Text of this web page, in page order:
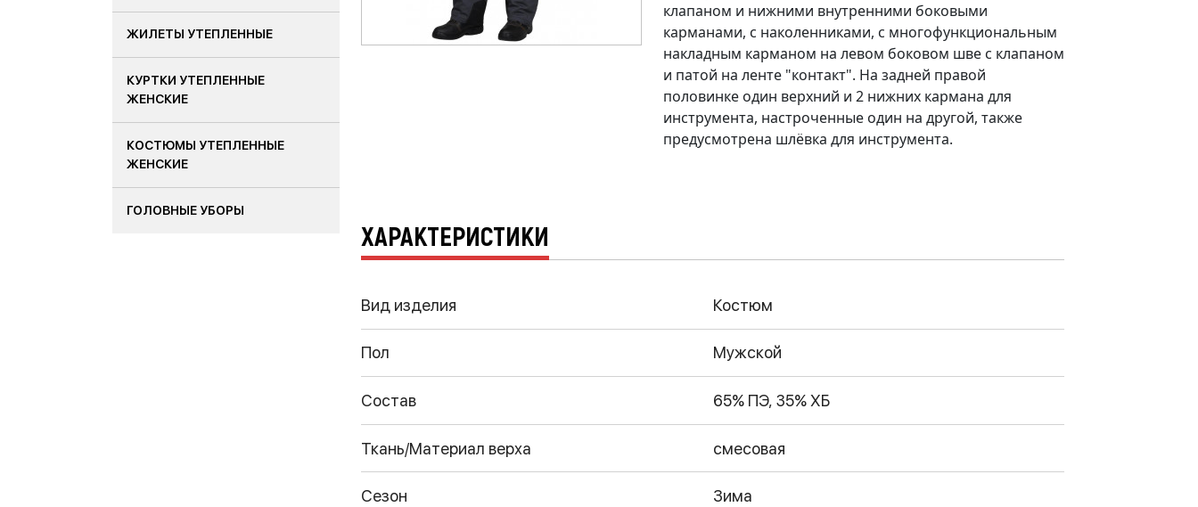
ЖИЛЕТЫ УТЕПЛЕННЫЕ
КУРТКИ УТЕПЛЕННЫЕ
ЖЕНСКИЕ
КОСТЮМЫ УТЕПЛЕННЫЕ
ЖЕНСКИЕ
ГОЛОВНЫЕ УБОРЫ
клапаном и нижними внутренними боковыми
карманами, с наколенниками, с многофункциональным
накладным карманом на левом боковом шве с клапаном
и патой на ленте "контакт". На задней правой
половинке один верхний и 2 нижних кармана для
инструмента, настроченные один на другой, также
предусмотрена шлёвка для инструмента.
ХАРАКТЕРИСТИКИ
Вид изделия Костюм
Пол Мужской
Состав 65% ПЭ, 35% ХБ
Ткань/Материал верха смесовая
Сезон Зима